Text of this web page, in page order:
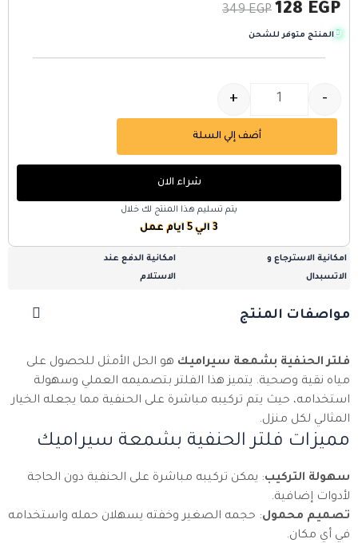
349EGP 128 EGP
المنتج متوفر للشحن
-
+
أضف إلي السلة
شراء الان
يتم تسليم هذا المنتج لك خلال
3 الي 5 ايام عمل
امكانية الاسترجاع و
الاتسبدال
امكانية الدفع عند
الاستلام
مواصفات المنتج
فلتر الحنفية بشمعة سيراميك هو الحل الأمثل للحصول على
مياه نقية وصحية. يتميز هذا الفلتر بتصميمه العملي وسهولة
استخدامه، حيث يتم تركيبه مباشرة على الحنفية مما يجعله الخيار
المثالي لكل منزل.
مميزات فلتر الحنفية بشمعة سيراميك
سهولة التركيب: يمكن تركيبه مباشرة على الحنفية دون الحاجة
لأدوات إضافية.
تصميم محمول: حجمه الصغير وخفته يسهلان حمله واستخدامه
في أي مكان.